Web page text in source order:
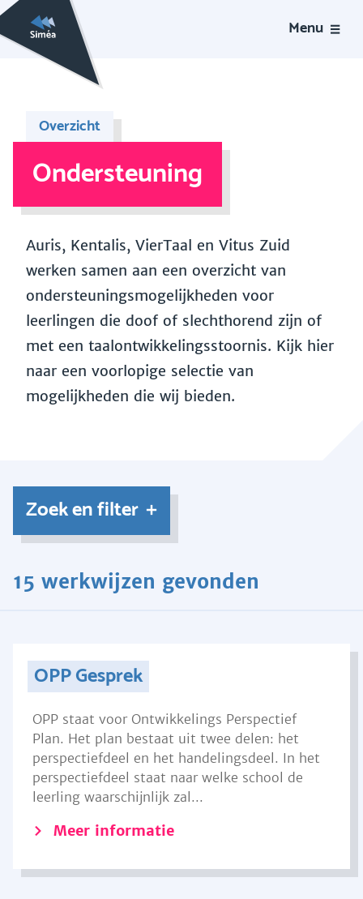
Menu
Overzicht
Ondersteuning
Auris, Kentalis, VierTaal en Vitus Zuid
werken samen aan een overzicht van
ondersteuningsmogelijkheden voor
leerlingen die doof of slechthorend zijn of
met een taalontwikkelingsstoornis. Kijk hier
naar een voorlopige selectie van
mogelijkheden die wij bieden.
Zoek en filter
15 werkwijzen gevonden
OPP Gesprek
OPP staat voor Ontwikkelings Perspectief
Plan. Het plan bestaat uit twee delen: het
perspectiefdeel en het handelingsdeel. In het
perspectiefdeel staat naar welke school de
leerling waarschijnlijk zal...
Meer informatie